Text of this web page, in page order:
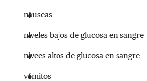
náuseas
niveles bajos de glucosa en sangre
nivees altos de glucosa en sangre
vómitos